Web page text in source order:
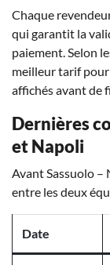
Chaque
qui garantit la
paiement. Selon
meilleur tarif pour
affichés avant de
Dernières
et Napoli
Avant Sassuolo
entre les deux
Date